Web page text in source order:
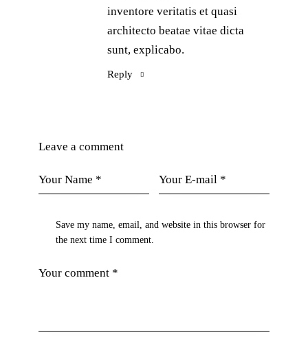
inventore veritatis et quasi
architecto beatae vitae dicta
sunt, explicabo.
Reply
Leave a comment
Save my name, email, and website in this browser for
the next time I comment.